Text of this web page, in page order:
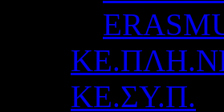
ΚΕ.ΣΥ.Π.